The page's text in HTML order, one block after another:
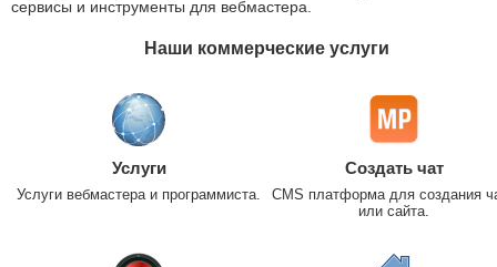
сервисы и инструменты для вебмастера.
Наши коммерческие услуги
Услуги
Услуги вебмастера и программиста.
Создать чат
CMS платформа для создания
или сайта.